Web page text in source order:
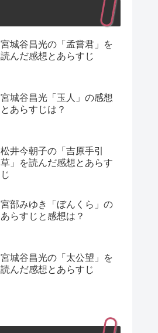
宮城谷昌光の「孟嘗君」を
読んだ感想とあらすじ
宮城谷昌光「玉人」の感想
とあらすじは？
松井今朝子の「吉原手引
草」を読んだ感想とあらす
じ
宮部みゆき「ぼんくら」の
あらすじと感想は？
宮城谷昌光の「太公望」を
読んだ感想とあらすじ